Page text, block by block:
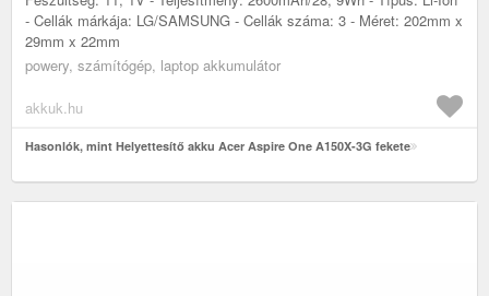
- Cellák márkája: LG/SAMSUNG - Cellák száma: 3 - Méret: 202mm x
29mm x 22mm
powery, számítógép, laptop akkumulátor
akkuk.hu
Hasonlók, mint Helyettesítő akku Acer Aspire One A150X-3G fekete